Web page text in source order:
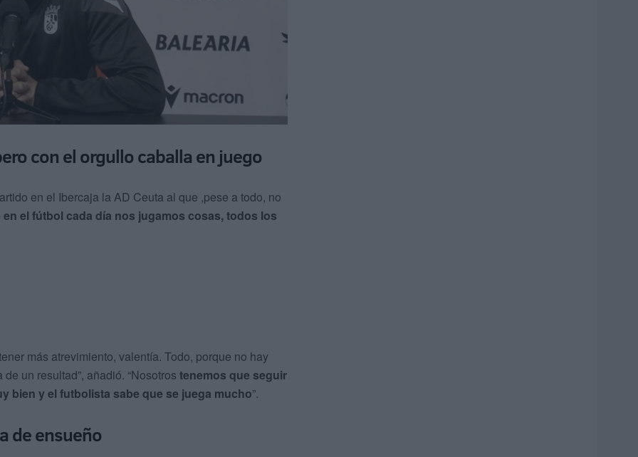
con el orgullo caballa en juego
en el Ibercaja la AD Ceuta al que ,pese a todo, no
el fútbol cada día nos jugamos cosas, todos los
más atrevimiento, valentía. Todo, porque no hay
un resultad”, añadió. “Nosotros tenemos que seguir
bien y el futbolista sabe que se juega mucho”.
de ensueño